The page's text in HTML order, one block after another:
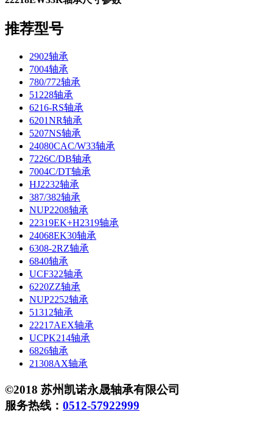
推荐型号
2902轴承
7004轴承
780/772轴承
51228轴承
6216-RS轴承
6201NR轴承
5207NS轴承
24080CAC/W33轴承
7226C/DB轴承
7004C/DT轴承
HJ2232轴承
387/382轴承
NUP2208轴承
22319EK+H2319轴承
24068EK30轴承
6308-2RZ轴承
6840轴承
UCF322轴承
6220ZZ轴承
NUP2252轴承
51312轴承
22217AEX轴承
UCPK214轴承
6826轴承
21308AX轴承
©2018 苏州凯诺永晟轴承有限公司
服务热线： 0512-57922999